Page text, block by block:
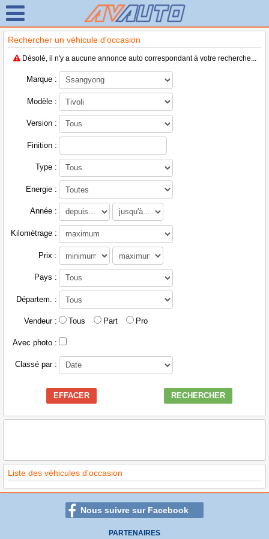
Rechercher un véhicule d'occasion
Désolé, il n'y a aucune annonce auto correspondant à votre recherche...
Marque :
Modèle :
Version :
Finition :
Type :
Energie :
Année :
Kilomètrage :
Prix :
Pays :
Départem. :
Vendeur : Tous Part Pro
Avec photo :
Classé par :
EFFACER RECHERCHER
Liste des véhicules d'occasion
Nous suivre sur Facebook
PARTENAIRES